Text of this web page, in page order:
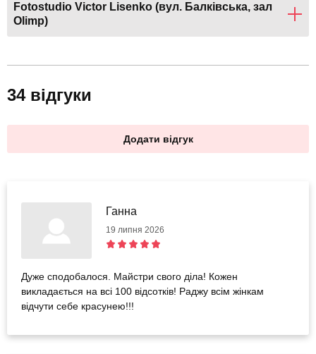
Fotostudio Victor Lisenko (вул. Балківська, зал
Olimp)
34 відгуки
Додати відгук
Ганна
19 липня 2026
Дуже сподобалося. Майстри свого діла! Кожен
викладається на всі 100 відсотків! Раджу всім жінкам
відчути себе красунею!!!